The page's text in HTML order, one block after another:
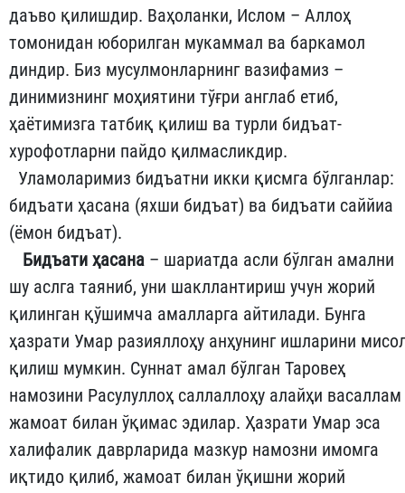
даъво қилишдир. Ваҳоланки, Ислом – Аллоҳ
томонидан юборилган мукаммал ва баркамол
диндир. Биз мусулмонларнинг вазифамиз –
динимизнинг моҳиятини тўғри англаб етиб,
ҳаётимизга татбиқ қилиш ва турли бидъат-
хурофотларни пайдо қилмасликдир.
Уламоларимиз бидъатни икки қисмга бўлганлар:
бидъати ҳасана (яхши бидъат) ва бидъати саййиа
(ёмон бидъат).
Бидъати ҳасана – шариатда асли бўлган амални
шу аслга таяниб, уни шакллантириш учун жорий
қилинган қўшимча амалларга айтилади. Бунга
ҳазрати Умар разияллоҳу анҳунинг ишларини
қилиш мумкин. Суннат амал бўлган Таровеҳ
намозини Расулуллоҳ саллаллоҳу алайҳи васаллам
жамоат билан ўқимас эдилар. Ҳазрати Умар эса
халифалик даврларида мазкур намозни имомга
иқтидо қилиб, жамоат билан ўқишни жорий